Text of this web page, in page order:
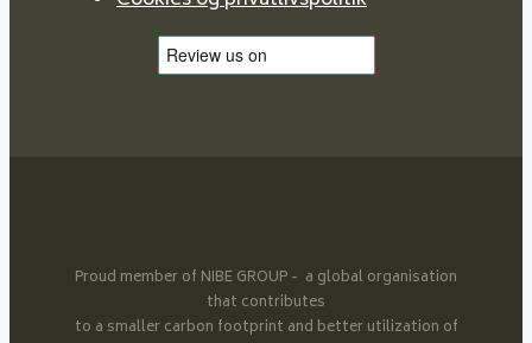
Proud member of NIBE GROUP - a global organisation
that contributes
to a smaller carbon footprint and better utilization of